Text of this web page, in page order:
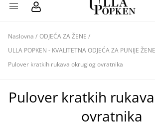
Naslovna / ODJEĆA ZA ŽENE /
ULLA POPKEN - KVALITETNA ODJEĆA ZA PUNIJE ŽENE
Pulover kratkih rukava okruglog ovratnika
Pulover kratkih
ovratnika